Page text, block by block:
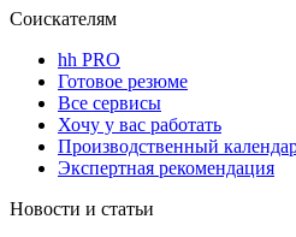
Соискателям
hh PRO
Готовое резюме
Все сервисы
Хочу у вас работать
Производственный
Экспертная рекомендация
Новости и статьи